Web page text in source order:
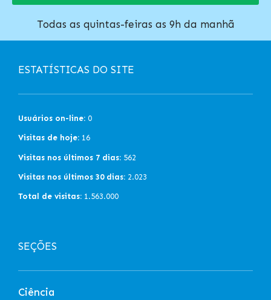
Todas as quintas-feiras as 9h da manhã
ESTATÍSTICAS DO SITE
Usuários on-line: 0
Visitas de hoje: 16
Visitas nos últimos 7 dias: 562
Visitas nos últimos 30 dias: 2.023
Total de visitas: 1.563.000
SEÇÕES
Ciência